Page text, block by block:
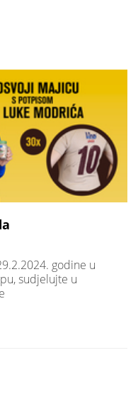
godine u
sudjelujte u